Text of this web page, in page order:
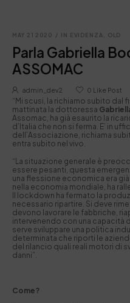
MAY 21 2020 / IN EVIDENZA, OLD
Parla Gabriella
ASSOMAC
admin_dev2 0 Like Post
“Mi scusi, la richiamo subito dal
mattinata la dottoressa
Assomac, ha già esaurito la
d’Italia che non si ferma. E’ in
dell’Associazione, richiama
entra subito nel vivo.
“La situazione generale è
essere pesanti, questa
una flessione economica era
nella economia mondiale, ha
Il lockdown ha fermato la
necessario ripartire. Si deve
devono lavorare le fabbriche,
intervenendo con una capacità
serve sviluppare una politica
determinata che riporti le
del rilancio quali reali motori di
danni”.
Come?